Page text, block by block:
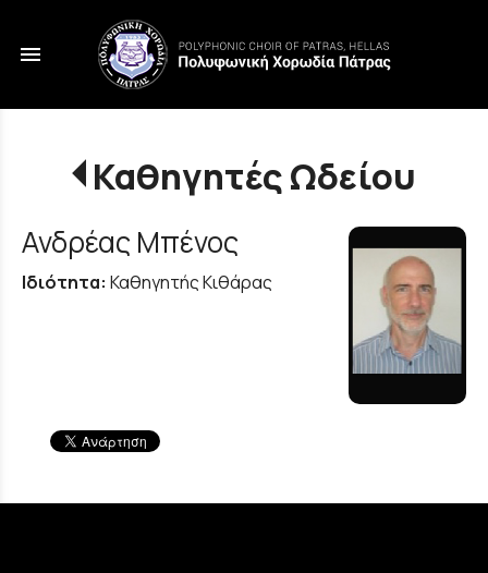
menu
Καθηγητές Ωδείου
Ανδρέας Μπένος
Ιδιότητα: Καθηγητής Κιθάρας